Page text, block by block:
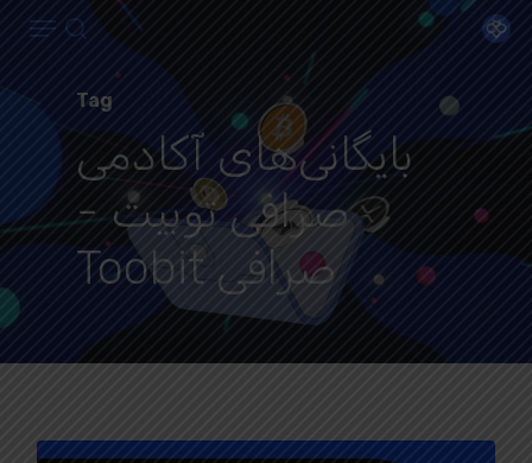
Skip
content
search
Menu
Tag
بایگانی‌های آکادمی
صرافی توبیت -
صرافی Toobit
Menu